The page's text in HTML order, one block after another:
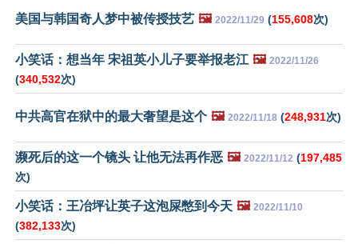
美国与韩国奇人梦中被传授技艺 🖼️ 2022/11/29 (155,608次)
小笑话：想当年 宋祖英小儿子要举报老江 🖼️ 2022/11/26
(340,532次)
中共高官在狱中的最大奢望是这个 🖼️ 2022/11/18 (248,931次)
濒死后的这一个镜头 让他无法再作恶 🖼️ 2022/11/12 (197,485
次)
小笑话：王冶坪让英子这泡屎憋到今天 🖼️ 2022/11/10
(382,133次)